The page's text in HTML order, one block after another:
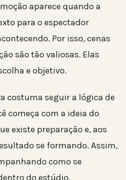
aparece quando a
para o espectador
Por isso, cenas
são tão valiosas. Elas
e objetivo.
costuma seguir a lógica de
começa com a ideia do
existe preparação e, aos
se formando. Assim,
como se
do estúdio.